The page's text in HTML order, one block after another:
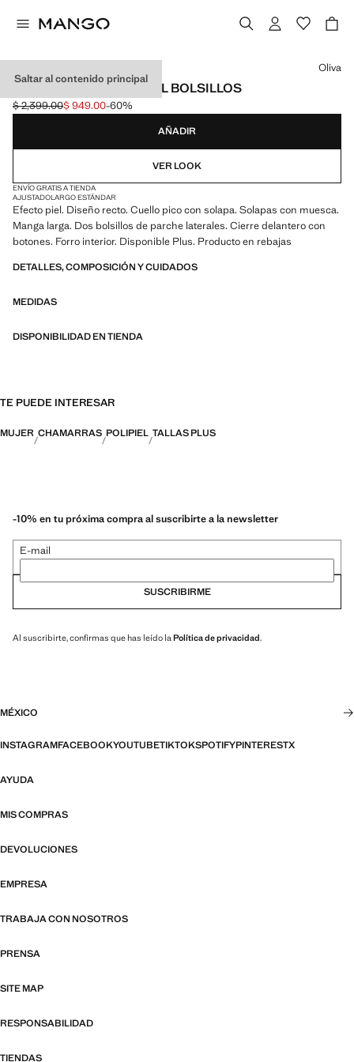
Saltar al contenido principal
CHAQUETA EFECTO PIEL BOLSILLOS
Precio inicial tachado [$ 2,399.00 ]
$ 2,399.00
Precio actual [$ 949.00 ]
$ 949.00-60%
Selecciona un color
Oliva
AÑADIR
VER LOOK
ENVÍO GRATIS A TIENDA
AJUSTADOLARGO ESTÁNDAR
Efecto piel. Diseño recto. Cuello pico con solapa. Solapas con muesca.
Manga larga. Dos bolsillos de parche laterales. Cierre delantero con
botones. Forro interior. Disponible Plus. Producto en rebajas
DETALLES, COMPOSICIÓN Y CUIDADOS
MEDIDAS
DISPONIBILIDAD EN TIENDA
TE PUEDE INTERESAR
MUJER CHAMARRAS POLIPIEL TALLAS PLUS
-10% en tu próxima compra al suscribirte a la newsletter
E-mail
SUSCRIBIRME
Al suscribirte, confirmas que has leído la Política de privacidad.
MÉXICO
INSTAGRAMFACEBOOKYOUTUBETIKTOKSPOTIFYPINTERESTX
AYUDA
MIS COMPRAS
DEVOLUCIONES
EMPRESA
TRABAJA CON NOSOTROS
PRENSA
SITE MAP
RESPONSABILIDAD
TIENDAS